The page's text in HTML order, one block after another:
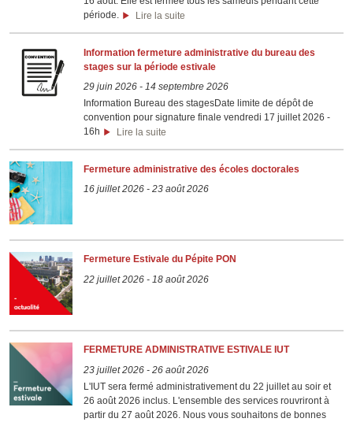
période.
Lire la suite
Information fermeture administrative du bureau des
stages sur la période estivale
29 juin 2026 - 14 septembre 2026
Information Bureau des stagesDate limite de dépôt de
convention pour signature finale vendredi 17 juillet 2026 -
16h
Lire la suite
Fermeture administrative des écoles doctorales
16 juillet 2026 - 23 août 2026
Fermeture Estivale du Pépite PON
22 juillet 2026 - 18 août 2026
FERMETURE ADMINISTRATIVE ESTIVALE IUT
23 juillet 2026 - 26 août 2026
L'IUT sera fermé administrativement du 22 juillet au soir et
26 août 2026 inclus. L'ensemble des services rouvriront à
partir du 27 août 2026. Nous vous souhaitons de bonnes